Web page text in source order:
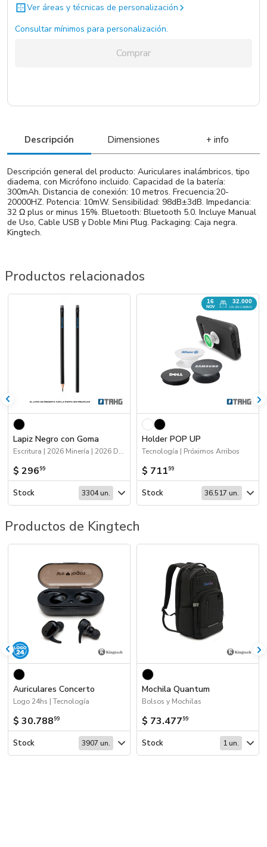
Ver áreas y técnicas de personalización
Consultar mínimos para personalización.
Comprar
Descripción Dimensiones + info
Descripción general del producto: Auriculares inalámbricos, tipo
diadema, con Micrófono incluido. Capacidad de la batería:
300mAh. Distancia de conexión: 10 metros. Frecuencia:20-
20000HZ. Potencia: 10mW. Sensibilidad: 98dB±3dB. Impedancia:
32 Ω plus or minus 15%. Bluetooth: Bluetooth 5.0. Incluye Manual
de Uso, Cable USB y Doble Mini Plug. Packaging: Caja negra.
Kingtech.
Productos relacionados
Lapiz Negro con Goma
Escritura | 2026 Minería | 2026 Día de la Niñez
$ 29699
Stock 3304 un.
16
NOV
32.000
UN. EN CAMINO
Holder POP UP
Tecnología | Próximos Arribos
$ 71199
Stock 36.517 un.
Productos de Kingtech
Auriculares Concerto
Logo 24hs | Tecnología
$ 30.78899
Stock 3907 un.
Mochila Quantum
Bolsos y Mochilas
$ 73.47799
Stock 1 un.